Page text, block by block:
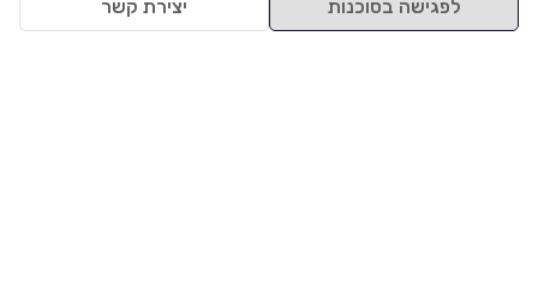
לפגישה בסוכנות יצירת קשר